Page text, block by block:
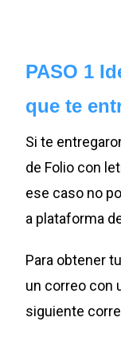
PASO 1
que te
Si te
de Folio con
ese caso no
a plataforma
Para obtener
un correo con
siguiente